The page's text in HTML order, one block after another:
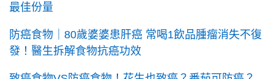
最佳份量
防癌食物｜80歲婆婆患肝癌 常喝1飲品腫瘤消失不復
發！醫生拆解食物抗癌功效